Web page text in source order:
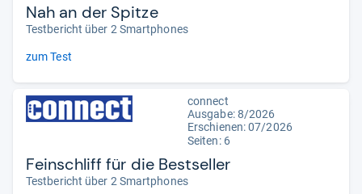
Nah an der Spitze
Testbericht über 2 Smartphones
zum Test
connect
Ausgabe: 8/2026
Erschienen:07/2026
Seiten: 6
Feinschliff für die Bestseller
Testbericht über 2 Smartphones